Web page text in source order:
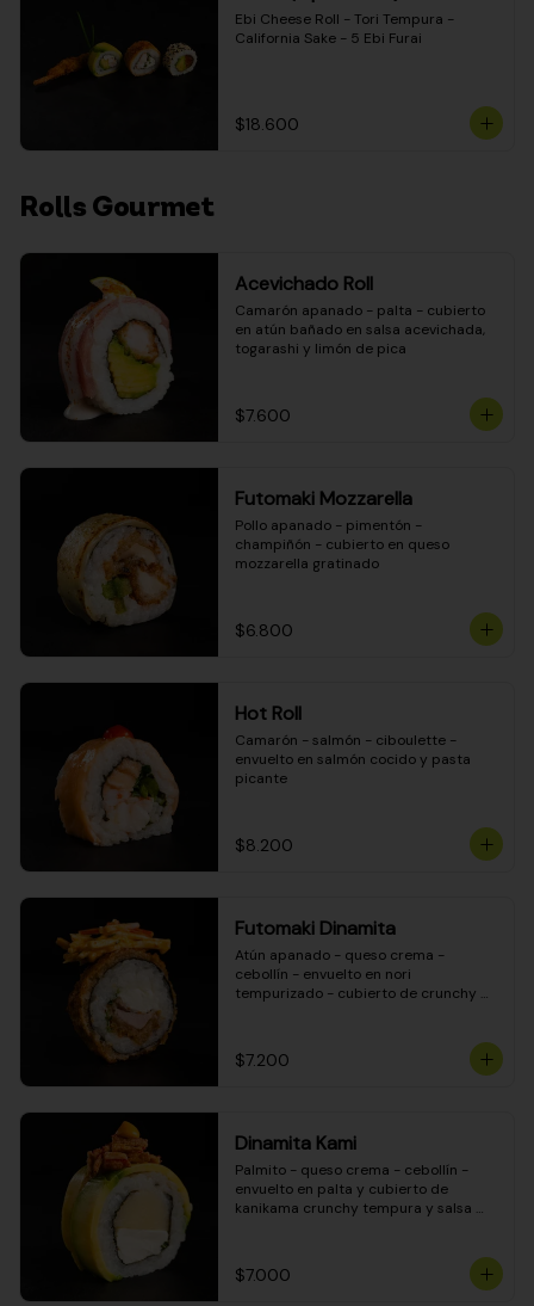
Ebi Cheese Roll - Tori Tempura -
California Sake - 5 Ebi Furai
$18.600
Rolls Gourmet
Acevichado Roll
Camarón apanado - palta - cubierto
en atún bañado en salsa acevichada,
togarashi y limón de pica
$7.600
Futomaki Mozzarella
Pollo apanado - pimentón -
champiñón - cubierto en queso
mozzarella gratinado
$6.800
Hot Roll
Camarón - salmón - ciboulette -
envuelto en salmón cocido y pasta
picante
$8.200
Futomaki Dinamita
Atún apanado - queso crema -
cebollín - envuelto en nori
tempurizado - cubierto de crunchy
$7.200
Dinamita Kami
Palmito - queso crema - cebollín -
envuelto en palta y cubierto de
kanikama crunchy tempura y salsa
$7.000